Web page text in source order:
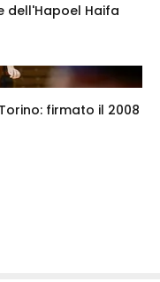
dell'Hapoel Haifa
firmato il 2008